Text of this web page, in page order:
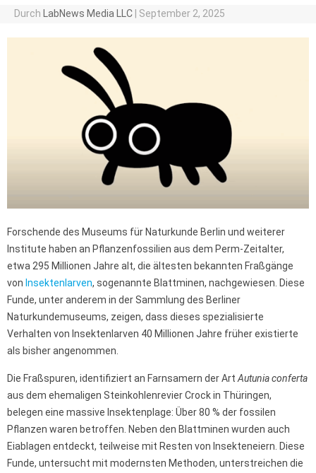
Durch LabNews Media LLC September 2, 2025
Forschende des Museums für Naturkunde Berlin und weiterer
Institute haben an Pflanzenfossilien aus dem Perm-Zeitalter,
etwa 295 Millionen Jahre alt, die ältesten bekannten Fraßgänge
von Insektenlarven, sogenannte Blattminen, nachgewiesen. Diese
Funde, unter anderem in der Sammlung des Berliner
Naturkundemuseums, zeigen, dass dieses spezialisierte
Verhalten von Insektenlarven 40 Millionen Jahre früher existierte
als bisher angenommen.
Die Fraßspuren, identifiziert an Farnsamern der Art Autunia conferta
aus dem ehemaligen Steinkohlenrevier Crock in Thüringen,
belegen eine massive Insektenplage: Über 80 % der fossilen
Pflanzen waren betroffen. Neben den Blattminen wurden auch
Eiablagen entdeckt, teilweise mit Resten von Insekteneiern. Diese
Funde, untersucht mit modernsten Methoden, unterstreichen die